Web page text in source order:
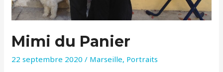
Mimi du Panier
22 septembre 2020 / Marseille, Portraits